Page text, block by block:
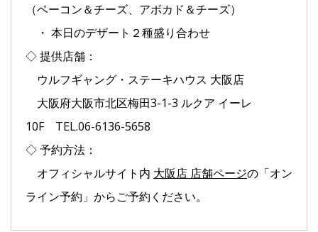
（ベーコン＆チーズ、アボカド＆チーズ）
・ 本日のデザート２種盛り合わせ
◇ 提供店舗：
ウルフギャング・ステーキハウス 大阪店
大阪府大阪市北区梅田3-1-3 ルクア イーレ
10F TEL.06-6136-5658
◇ 予約方法：
オフィシャルサイト内 大阪店 店舗ページの「オン
ライン予約」からご予約ください。